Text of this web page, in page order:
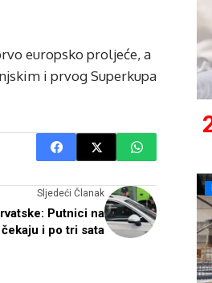
europsko proljeće, a
i prvog Superkupa
Sljedeći Članak
Putnici na
i po tri sata